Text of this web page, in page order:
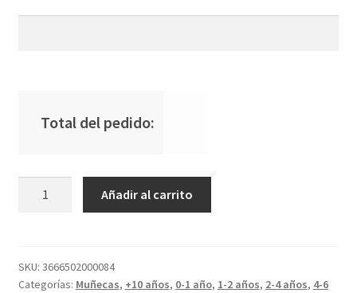
Total del pedido:
Añadir al carrito
SKU: 3666502000084
Categorías: Muñecas, +10 años, 0-1 año, 1-2 años, 2-4 años, 4-6